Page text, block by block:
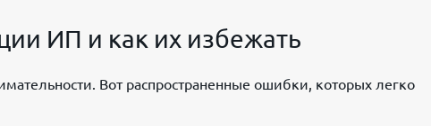
ИП и как их избежать
Вот распространенные ошибки, которых легко